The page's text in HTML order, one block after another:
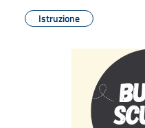
Istruzione